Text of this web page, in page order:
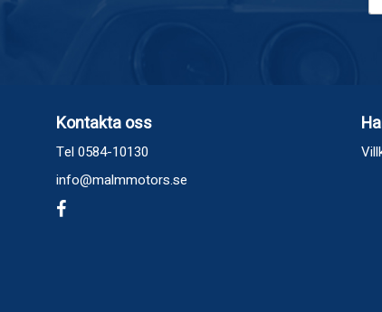
Kontakta oss
Tel 0584-10130
info@malmmotors.se